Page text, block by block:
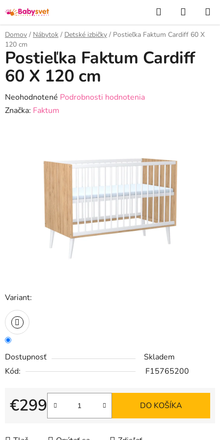
na
obsah
Hľadať
KOŠÍK
Domov / Nábytok / Detské izbičky / Postieľka Faktum Cardiff 60 X
120 cm
Variant:
Dostupnosť
Skladem
Kód:
F15765200
€299
Jednotková cena:
DO KOŠÍKA
Postieľka Faktum Cardiff
60 X 120 cm
Priemerné
hodnotenie
Neohodnotené Podrobnosti hodnotenia
Značka: Faktum